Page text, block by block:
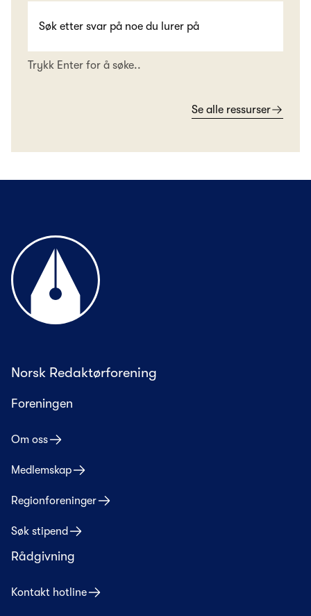
Trykk Enter for å søke..
Se alle ressurser
Til forsiden
Norsk Redaktørforening
Foreningen
Om oss
Medlemskap
Regionforeninger
Søk stipend
Rådgivning
Kontakt hotline